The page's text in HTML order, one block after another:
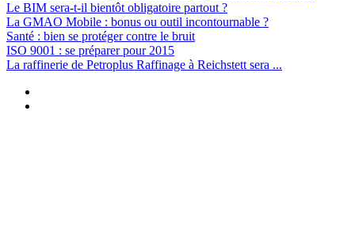
Le BIM sera-t-il bientôt obligatoire partout ?
La GMAO Mobile : bonus ou outil incontournable ?
Santé : bien se protéger contre le bruit
ISO 9001 : se préparer pour 2015
La raffinerie de Petroplus Raffinage à Reichstett sera ...